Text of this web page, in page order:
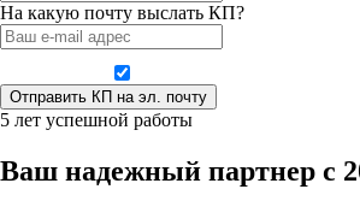
На какую почту выслать КП?
5 лет успешной работы
Ваш надежный партнер с